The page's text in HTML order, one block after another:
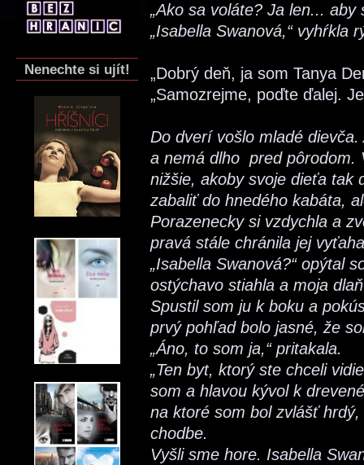
Nenechte si ujít!
„Ako sa voláte? Ja len... aby
„Isabella Swanová,“ vyhŕkla
„Dobrý deň, ja som Tanya
„Samozrejme, poďte ďalej.
Do dverí vošlo mladé
a nemá dlho pred pôrodom.
nižšie, akoby svoje dieťa tak
zabaliť do hnedého kabáta,
Porazenecky si vzdychla a
pravá stále chránila jej
„Isabella Swanová?“ opýtal
ostýchavo stiahla a moja
Spustil som ju k boku a
prvý pohľad bolo jasné, že
„Áno, to som ja,“ pritakala.
„Ten byt, ktorý ste chceli
som a hlavou kývol k
na ktoré som bol zvlášť
chodbe.
Vyšli sme hore. Isabella